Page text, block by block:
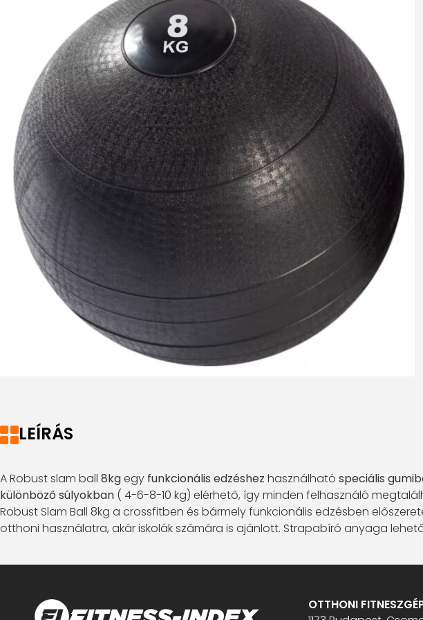
LEÍRÁS
A Robust slam ball 8kgegy funkcionális edzéshez használható speciális
különböző súlyokban ( 4-6-8-10 kg) elérhető, így minden felhasználó
Robust Slam Ball 8kg a crossfitben és bármely funkcionális edzésben
otthoni használatra, akár iskolák számára is ajánlott. Strapabíró anyaga
OTTHONI